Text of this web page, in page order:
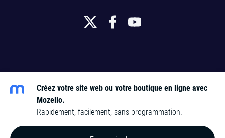
Créez votre site web ou votre boutique en ligne avec
Mozello.
Rapidement, facilement, sans programmation.